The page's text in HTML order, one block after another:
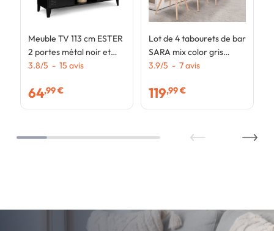
Meuble TV 113 cm ESTER
2 portes métal noir et
plateau bois design
3.8/5 - 15 avis
64,99 €
Lot de 4 tabourets de bar
SARA mix color gris
foncé, gris clair, blanc et
3.9/5 - 7avis
119,99 €